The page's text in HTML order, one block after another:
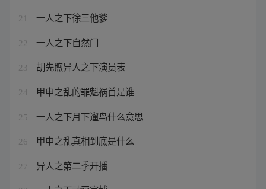
21 一人之下徐三他爹
22 一人之下自然门
23 胡先煦异人之下演员表
24 甲申之乱的罪魁祸首是谁
25 一人之下月下遛鸟什么意思
26 甲申之乱真相到底是什么
27 异人之第二季开播